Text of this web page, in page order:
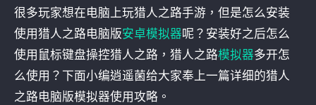
很多玩家想在电脑上玩猎人之路手游，但是怎么安装
使用猎人之路电脑版安卓模拟器呢？安装好之后怎么
使用鼠标键盘操控猎人之路，猎人之路模拟器多开怎
么使用？下面小编逍遥菌给大家奉上一篇详细的猎人
之路电脑版模拟器使用攻略。